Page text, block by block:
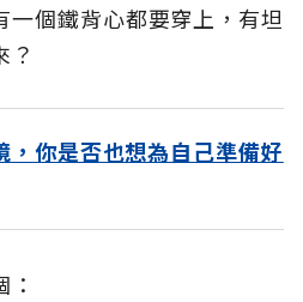
一個鐵背心都要穿上，有坦
？
，你是否也想為自己準備好